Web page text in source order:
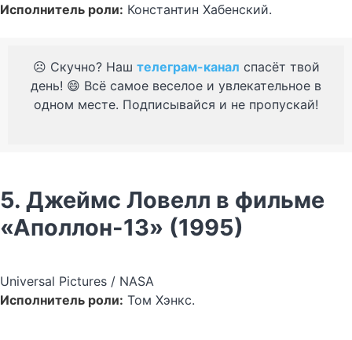
Исполнитель роли: Константин Хабенский.
☹️ Скучно? Наш телеграм-канал спасёт твой
день! 😄 Всё самое веселое и увлекательное в
одном месте. Подписывайся и не пропускай!
5. Джеймс Ловелл в фильме
«Аполлон-13» (1995)
Universal Pictures / NASA
Исполнитель роли: Том Хэнкс.